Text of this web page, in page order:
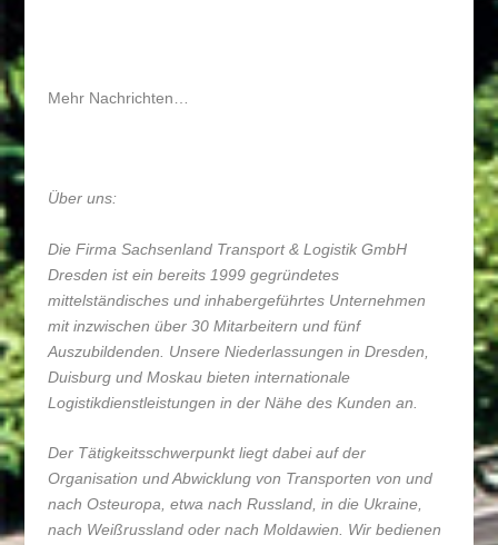
Mehr Nachrichten…
Über uns:
Die Firma Sachsenland Transport & Logistik GmbH
Dresden ist ein bereits 1999 gegründetes
mittelständisches und inhabergeführtes Unternehmen
mit inzwischen über 30 Mitarbeitern und fünf
Auszubildenden. Unsere Niederlassungen in Dresden,
Duisburg und Moskau bieten internationale
Logistikdienstleistungen in der Nähe des Kunden an.
Der Tätigkeitsschwerpunkt liegt dabei auf der
Organisation und Abwicklung von Transporten von und
nach Osteuropa, etwa nach Russland, in die Ukraine,
nach Weißrussland oder nach Moldawien. Wir bedienen